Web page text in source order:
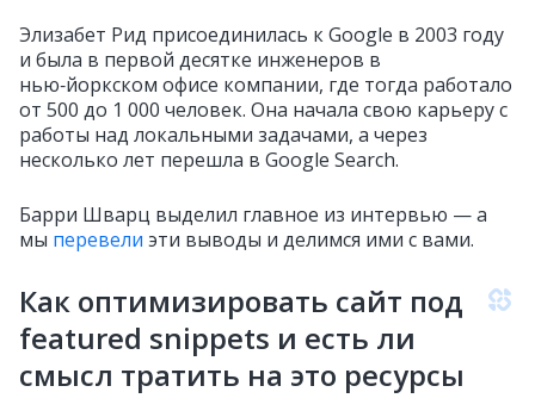
Элизабет Рид присоединилась к Google в 2003 году
и была в первой десятке инженеров в
нью‑йоркском офисе компании, где тогда работало
от 500 до 1 000 человек. Она начала свою карьеру с
работы над локальными задачами, а через
несколько лет перешла в Google Search.
Барри Шварц выделил главное из интервью — а
мы перевели эти выводы и делимся ими с вами.
Как оптимизировать сайт под
featured snippets и есть ли
смысл тратить на это ресурсы